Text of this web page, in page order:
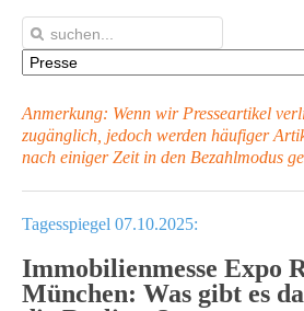
Anmerkung: Wenn wir Presseartikel
zugänglich, jedoch werden häufiger
nach einiger Zeit in den Bezahlmodus
Tagesspiegel 07.10.2025:
Immobilienmesse Expo
München: Was gibt es